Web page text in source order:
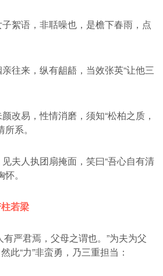
絮语，非聒噪也，是檐下春雨，点
往来，纵有龃龉，当效张英“让他三
改易，性情消磨，须知“松柏之质，
系。
夫人执团扇掩面，笑曰“吾心自有清
。
若梁
有严君焉，父母之谓也。”为夫为父
此“力”非蛮勇，乃三重担当：